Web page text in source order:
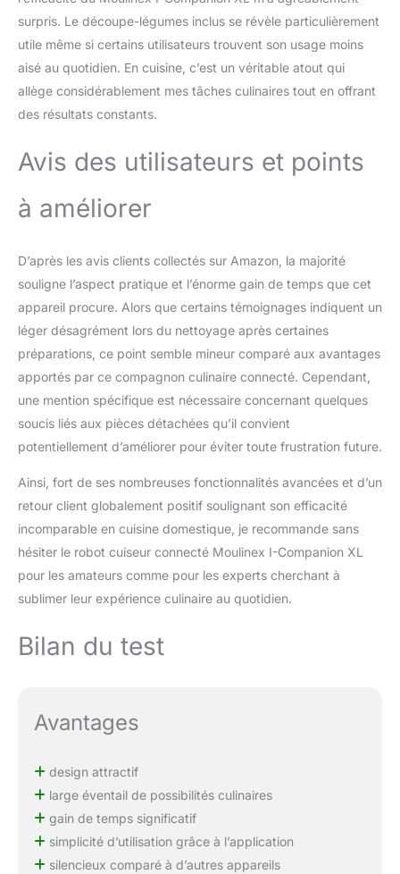
conçu et fabriqué dans
notre usine à Mayenne
accessoires
accompagnent votre
pétrin/concasseur,
batteur, mixeur, panier
surpris. Le découpe-légumes inclus se révèle particulièrement
utile même si certains utilisateurs trouvent son usage moins
aisé au quotidien. En cuisine, c’est un véritable atout qui
allège considérablement mes tâches culinaires tout en offrant
des résultats constants.
Avis des utilisateurs et points
à améliorer
D’après les avis clients collectés sur Amazon, la majorité
souligne l’aspect pratique et l’énorme gain de temps que cet
appareil procure. Alors que certains témoignages indiquent un
léger désagrément lors du nettoyage après certaines
préparations, ce point semble mineur comparé aux avantages
apportés par ce compagnon culinaire connecté. Cependant,
une mention spécifique est nécessaire concernant quelques
soucis liés aux pièces détachées qu’il convient
potentiellement d’améliorer pour éviter toute frustration future.
Ainsi, fort de ses nombreuses fonctionnalités avancées et d’un
retour client globalement positif soulignant son efficacité
incomparable en cuisine domestique, je recommande sans
hésiter le robot cuiseur connecté Moulinex I-Companion XL
pour les amateurs comme pour les experts cherchant à
sublimer leur expérience culinaire au quotidien.
Bilan du test
Avantages
design attractif
large éventail de possibilités culinaires
gain de temps significatif
simplicité d’utilisation grâce à l’application
silencieux comparé à d’autres appareils